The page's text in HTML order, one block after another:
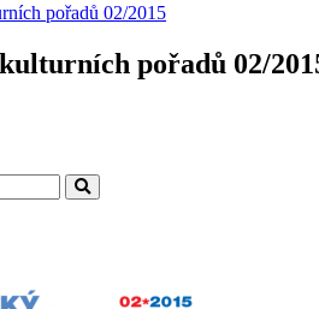
pořadů 02/2015
pořadů 02/